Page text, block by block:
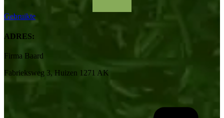
Gebruikte
ADRES:
Firma Baard
Fabrieksweg 3, Huizen 1271 AK